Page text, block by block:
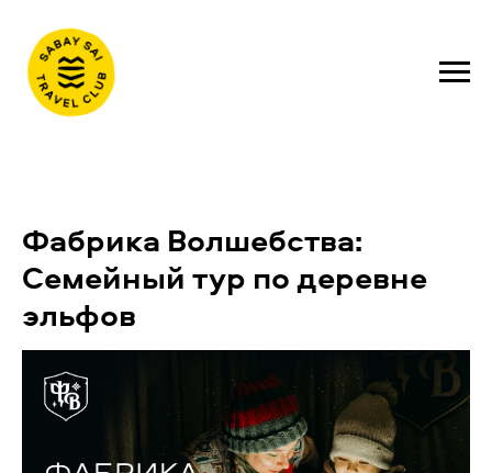
Фабрика Волшебства:
Семейный тур по деревне
эльфов